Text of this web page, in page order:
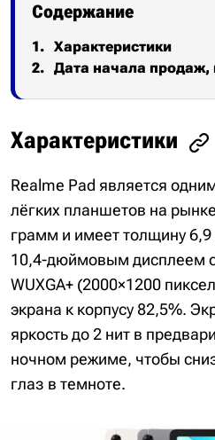
Содержание
Характеристики
Дата начала продаж,
Характеристики
Realme Pad является
лёгких планшетов на
грамм и имеет толщину
10,4-дюймовым дисплеем
WUXGA+ (2000×1200
экрана к корпусу 82,5%.
яркость до 2 нит в
ночном режиме, чтобы
глаз в темноте.